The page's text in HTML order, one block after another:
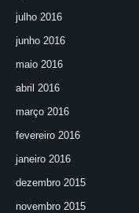
julho 2016
junho 2016
maio 2016
abril 2016
março 2016
fevereiro 2016
janeiro 2016
dezembro 2015
novembro 2015